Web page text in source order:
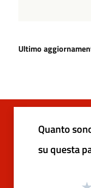
Ultimo
Quanto
su questa